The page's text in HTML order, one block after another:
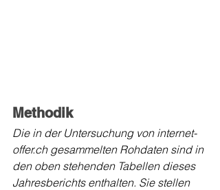
Methodik
Die in der Untersuchung von internet-
offer.ch gesammelten Rohdaten sind in
den oben stehenden Tabellen dieses
Jahresberichts enthalten. Sie stellen